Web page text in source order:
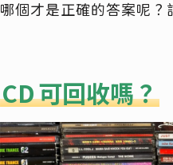
哪個才是正確的答案呢？
CD可回收嗎？